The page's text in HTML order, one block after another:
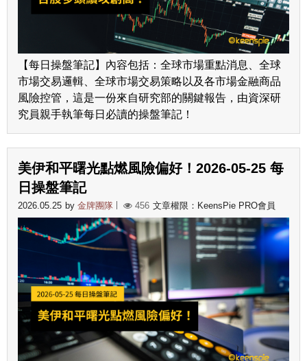
【每日操盤筆記】內容包括：全球市場重點消息、全球
市場交易邏輯、全球市場交易策略以及各市場金融商品
風險控管，這是一份來自研究部的關鍵報告，由資深研
究員親手執筆每日必讀的操盤筆記！
美伊和平曙光點燃風險偏好！2026-05-25 每
日操盤筆記
2026.05.25 by 金牌團隊 456 文章權限：KeensPie PRO會員